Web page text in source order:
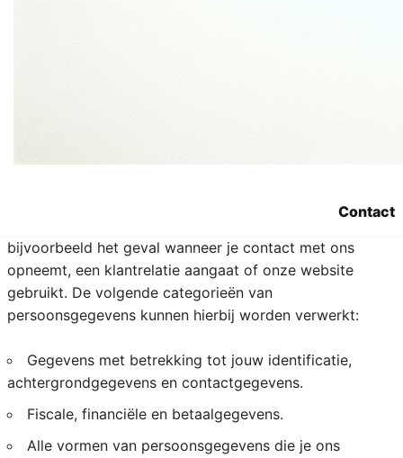
Contact
je onze diensten aan te bieden. We respecteren hierbij
bijvoorbeeld het geval wanneer je contact met ons
opneemt, een klantrelatie aangaat of onze website
gebruikt. De volgende categorieën van
persoonsgegevens kunnen hierbij worden verwerkt:
Gegevens met betrekking tot jouw identificatie,
achtergrondgegevens en contactgegevens.
Fiscale, financiële en betaalgegevens.
Alle vormen van persoonsgegevens die je ons